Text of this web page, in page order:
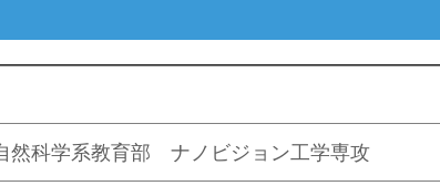
科学系教育部 ナノビジョン工学専攻